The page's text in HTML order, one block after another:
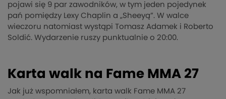
pojawi się 9 par zawodników, w tym jeden pojedynek
pań pomiędzy Lexy Chaplin a „Sheeyą”. W walce
wieczoru natomiast wystąpi Tomasz Adamek i Roberto
Soldić. Wydarzenie ruszy punktualnie o 20:00.
Karta walk na Fame MMA 27
Jak już wspomniałem, karta walk Fame MMA 27